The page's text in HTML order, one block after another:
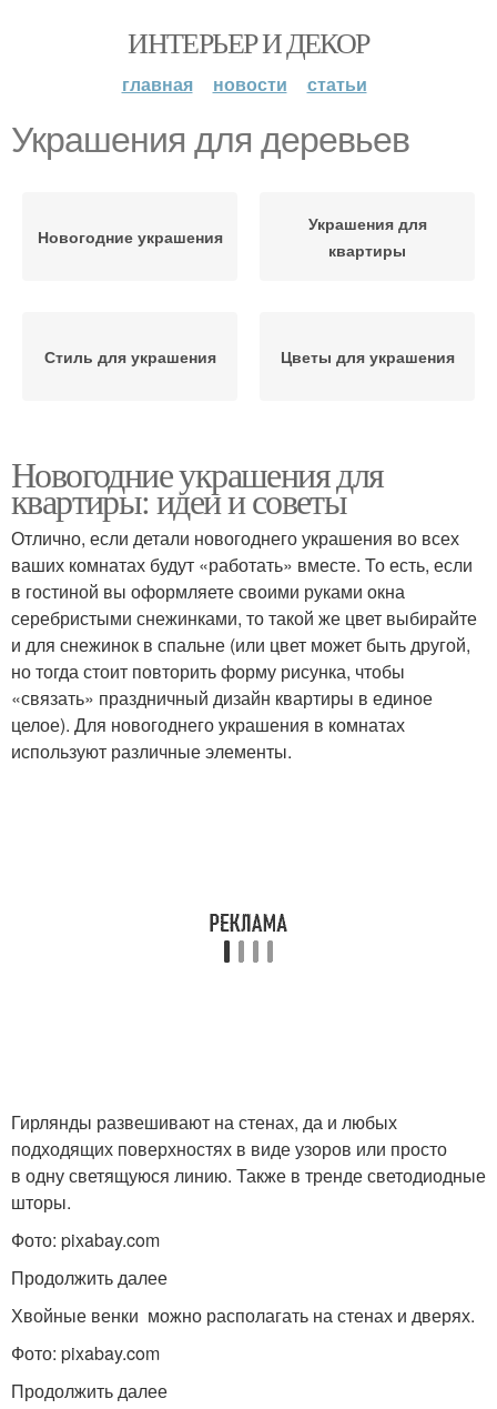
ИНТЕРЬЕР И ДЕКОР
главная новости статьи
Украшения для деревьев
Новогодние украшения
Украшения для
квартиры
Стиль для украшения Цветы для украшения
Новогодние украшения для
квартиры: идеи и советы
Отлично, если детали новогоднего украшения во всех
ваших комнатах будут «работать» вместе. То есть, если
в гостиной вы оформляете своими руками окна
серебристыми снежинками, то такой же цвет выбирайте
и для снежинок в спальне (или цвет может быть другой,
но тогда стоит повторить форму рисунка, чтобы
«связать» праздничный дизайн квартиры в единое
целое). Для новогоднего украшения в комнатах
используют различные элементы.
Гирлянды развешивают на стенах, да и любых
подходящих поверхностях в виде узоров или просто
в одну светящуюся линию. Также в тренде светодиодные
шторы.
Фото: pixabay.com
Продолжить далее
Хвойные венки можно располагать на стенах и дверях.
Фото: pixabay.com
Продолжить далее